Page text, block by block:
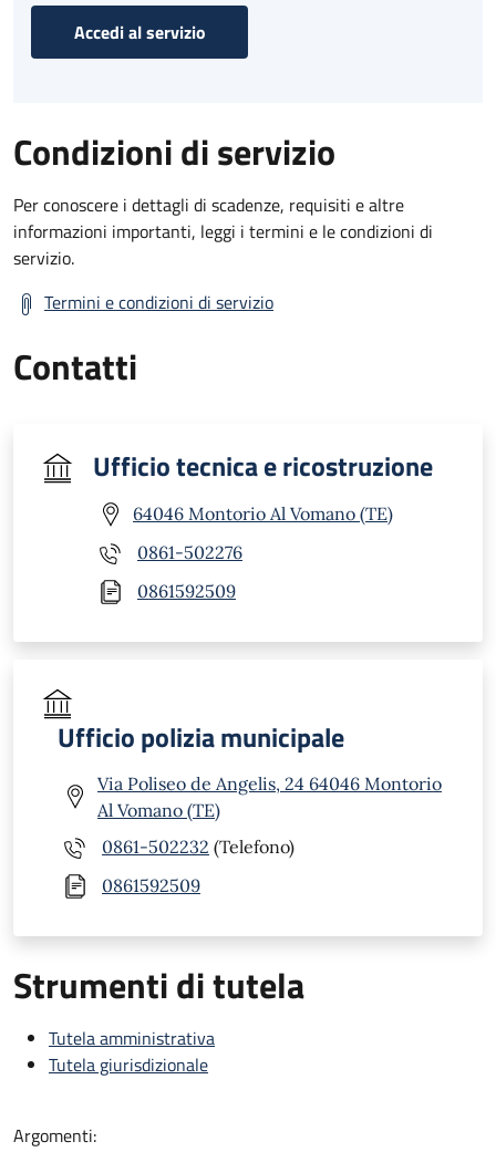
Accedi al servizio
Condizioni di servizio
Per conoscere i dettagli di scadenze, requisiti e altre
informazioni importanti, leggi i termini e le condizioni di
servizio.
Termini e condizioni di servizio
Contatti
Ufficio tecnica e ricostruzione
64046 Montorio Al Vomano (TE)
0861-502276
0861592509
Ufficio polizia municipale
Via Poliseo de Angelis, 24 64046 Montorio
Al Vomano (TE)
0861-502232 (Telefono)
0861592509
Strumenti di tutela
Tutela amministrativa
Tutela giurisdizionale
Argomenti: